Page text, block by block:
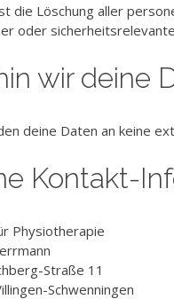
die Löschung aller
oder
wir deine
deine Daten an keine
Kontakt-
Physiotherapie
Straße 11
Schwenningen